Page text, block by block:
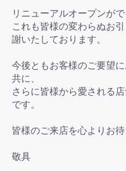
リニューアルオープンがで
これも皆様の変わらぬお
謝いたしております。
今後ともお客様のご要望
共に、
さらに皆様から愛される
です。
皆様のご来店を心よりお
敬具